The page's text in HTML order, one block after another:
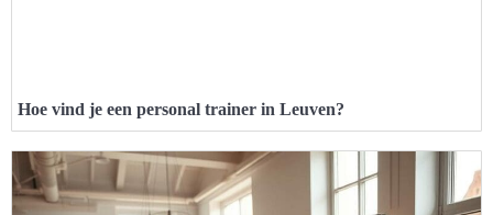
Hoe vind je een personal trainer in Leuven?